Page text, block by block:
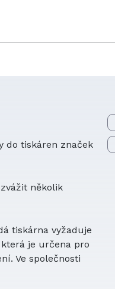
do tiskáren značek
několik
tiskárna vyžaduje
je určena pro
Ve společnosti